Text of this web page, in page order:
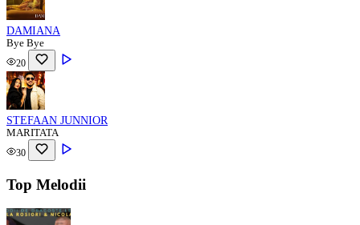
DAMIANA
Bye Bye
20
STEFAAN JUNNIOR
MARITATA
30
Top Melodii